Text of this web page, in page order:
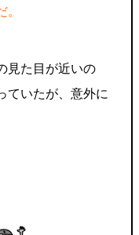
見た目が近いの
ていたが、意外に